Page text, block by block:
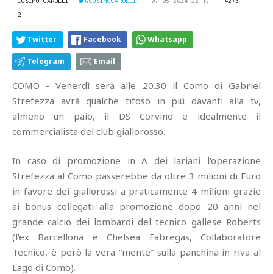
2
Twitter Facebook Whatsapp
Telegram Email
COMO - Venerdì sera alle 20.30 il Como di Gabriel
Strefezza avrà qualche tifoso in più davanti alla tv,
almeno un paio, il DS Corvino e idealmente il
commercialista del club giallorosso.
In caso di promozione in A dei lariani l'operazione
Strefezza al Como passerebbe da oltre 3 milioni di Euro
in favore dei giallorossi a praticamente 4 milioni grazie
ai bonus collegati alla promozione dopo 20 anni nel
grande calcio dei lombardi del tecnico gallese Roberts
(l'ex Barcellona e Chelsea Fabregas, Collaboratore
Tecnico, è però la vera “mente” sulla panchina in riva al
Lago di Como).